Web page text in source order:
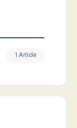
1 Article